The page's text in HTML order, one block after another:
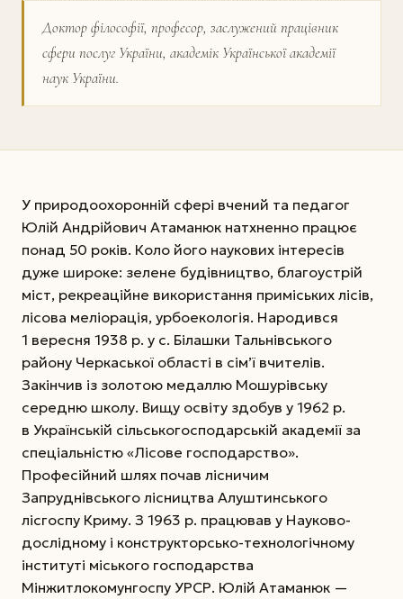
Доктор філософії, професор, заслужений працівник
сфери послуг України, академік Української академії
наук України.
У природоохоронній сфері вчений та педагог
Юлій Андрійович Атаманюк натхненно працює
понад 50 років. Коло його наукових інтересів
дуже широке: зелене будівництво, благоустрій
міст, рекреаційне використання приміських лісів,
лісова меліорація, урбоекологія. Народився
1 вересня 1938 р. у с. Білашки Тальнівського
району Черкаської області в сім’ї вчителів.
Закінчив із золотою медаллю Мошурівську
середню школу. Вищу освіту здобув у 1962 р.
в Українській сільськогосподарській академії за
спеціальністю «Лісове господарство».
Професійний шлях почав лісничим
Запруднівського лісництва Алуштинського
лісгоспу Криму. З 1963 р. працював у Науково-
дослідному і конструкторсько-технологічному
інституті міського господарства
Мінжитлокомунгоспу УРСР. Юлій Атаманюк —